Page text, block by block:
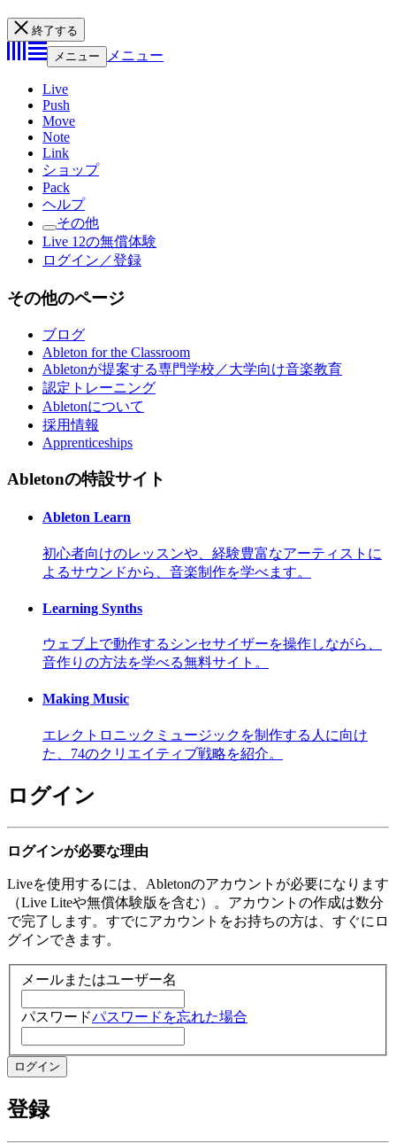
終了する
メニュー
メニュー
Live
Push
Move
Note
Link
ショップ
Pack
ヘルプ
その他
Live 12の無償体験
ログイン／登録
その他のページ
ブログ
Ableton for the Classroom
Abletonが提案する専門学校／大学向け音楽教育
認定トレーニング
Abletonについて
採用情報
Apprenticeships
Abletonの特設サイト
Ableton Learn
初心者向けのレッスンや、経験豊富なアーティストに
よるサウンドから、音楽制作を学べます。
Learning Synths
ウェブ上で動作するシンセサイザーを操作しながら、
音作りの方法を学べる無料サイト。
Making Music
エレクトロニックミュージックを制作する人に向け
た、74のクリエイティブ戦略を紹介。
ログイン
ログインが必要な理由
Liveを使用するには、Abletonのアカウントが必要になります
（Live Liteや無償体験版を含む）。アカウントの作成は数分
で完了します。すでにアカウントをお持ちの方は、すぐにロ
グインできます。
メールまたはユーザー名
パスワードパスワードを忘れた場合
登録